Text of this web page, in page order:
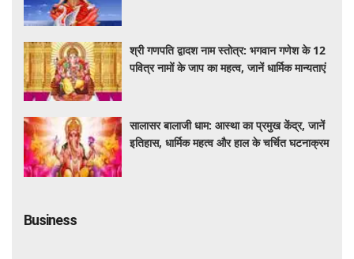
श्री गणपति द्वादश नाम स्तोत्र: भगवान गणेश के 12
पवित्र नामों के जाप का महत्व, जानें धार्मिक मान्यताएं
सालासर बालाजी धाम: आस्था का प्रमुख केंद्र, जानें
इतिहास, धार्मिक महत्व और हाल के चर्चित घटनाक्रम
Business